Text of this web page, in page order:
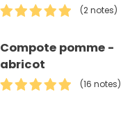
(2 notes)
Compote pomme -
abricot
(16 notes)